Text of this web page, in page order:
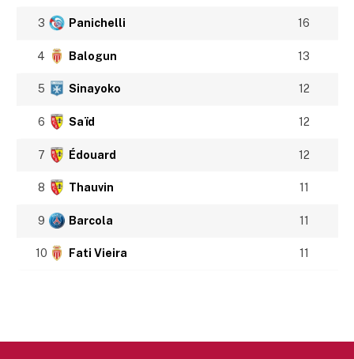
3 Panichelli 16
4 Balogun 13
5 Sinayoko 12
6 Saïd 12
7 Édouard 12
8 Thauvin 11
9 Barcola 11
10 Fati Vieira 11